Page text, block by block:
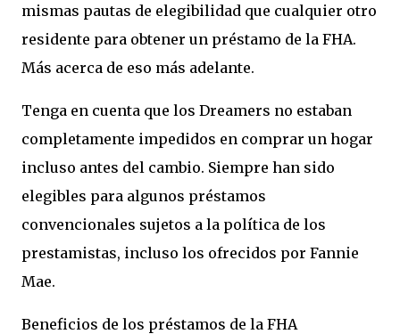
mismas pautas de elegibilidad que cualquier otro
residente para obtener un préstamo de la FHA.
Más acerca de eso más adelante.
Tenga en cuenta que los Dreamers no estaban
completamente impedidos en comprar un hogar
incluso antes del cambio. Siempre han sido
elegibles para algunos préstamos
convencionales sujetos a la política de los
prestamistas, incluso los ofrecidos por Fannie
Mae.
Beneficios de los préstamos de la FHA